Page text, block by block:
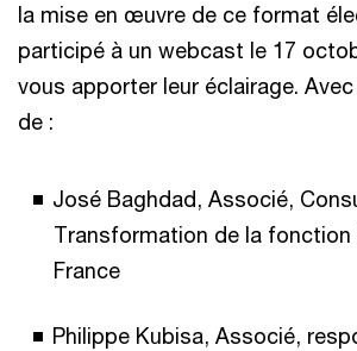
la mise en œuvre de ce format
participé à un webcast le 17
vous apporter leur éclairage.
de :
José Baghdad, Associé,
Transformation de la fonction
France
Philippe Kubisa, Associé,